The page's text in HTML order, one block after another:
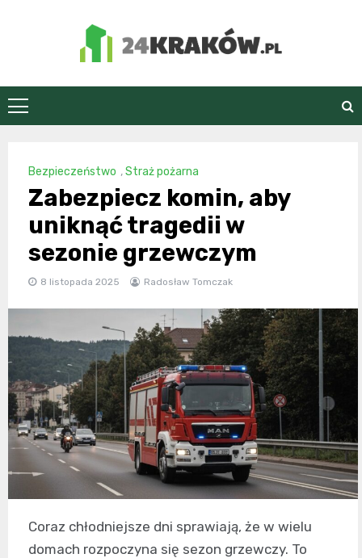
24Kraków.pl
Bezpieczeństwo ,Straż pożarna
Zabezpiecz komin, aby
uniknąć tragedii w
sezonie grzewczym
8 listopada 2025 Radosław Tomczak
Coraz chłodniejsze dni sprawiają, że w wielu
domach rozpoczyna się sezon grzewczy. To